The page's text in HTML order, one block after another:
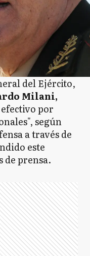
del Ejército,
Milani,
efectivo por
según
a través de
este
de prensa.